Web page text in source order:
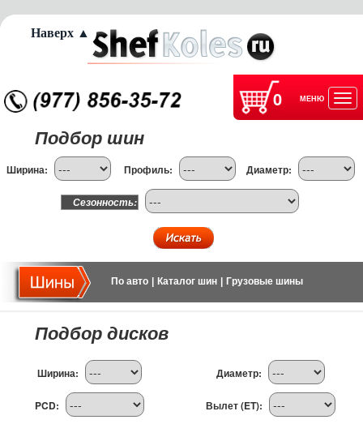
0 МЕНЮ
Подбор шин
Ширина: Профиль: Диаметр:
Сезонность:
По авто Каталог шин Грузовые шины
Подбор дисков
Ширина: Диаметр:
PCD: Вылет (ET):
Наверх ▲